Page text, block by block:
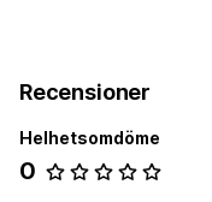
Hälsa och skönhet
Sportprodukter
Maskinvara
Recensioner
Helhetsomdöme
0